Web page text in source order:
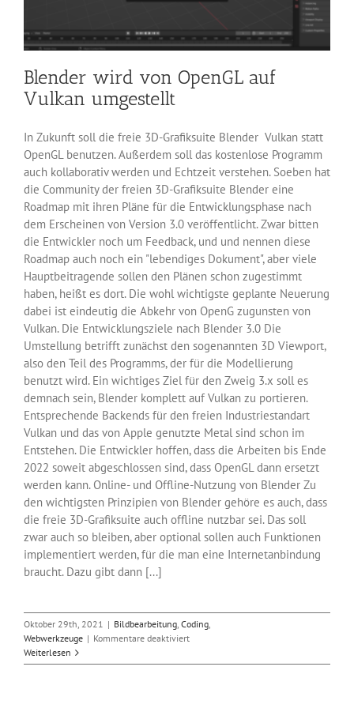
Blender wird von OpenGL auf
Vulkan umgestellt
In Zukunft soll die freie 3D-Grafiksuite Blender Vulkan statt
OpenGL benutzen. Außerdem soll das kostenlose Programm
auch kollaborativ werden und Echtzeit verstehen. Soeben hat
die Community der freien 3D-Grafiksuite Blender eine
Roadmap mit ihren Pläne für die Entwicklungsphase nach
dem Erscheinen von Version 3.0 veröffentlicht. Zwar bitten
die Entwickler noch um Feedback, und und nennen diese
Roadmap auch noch ein "lebendiges Dokument", aber viele
Hauptbeitragende sollen den Plänen schon zugestimmt
haben, heißt es dort. Die wohl wichtigste geplante Neuerung
dabei ist eindeutig die Abkehr von OpenG zugunsten von
Vulkan. Die Entwicklungsziele nach Blender 3.0 Die
Umstellung betrifft zunächst den sogenannten 3D Viewport,
also den Teil des Programms, der für die Modellierung
benutzt wird. Ein wichtiges Ziel für den Zweig 3.x soll es
demnach sein, Blender komplett auf Vulkan zu portieren.
Entsprechende Backends für den freien Industriestandart
Vulkan und das von Apple genutzte Metal sind schon im
Entstehen. Die Entwickler hoffen, dass die Arbeiten bis Ende
2022 soweit abgeschlossen sind, dass OpenGL dann ersetzt
werden kann. Online- und Offline-Nutzung von Blender Zu
den wichtigsten Prinzipien von Blender gehöre es auch, dass
die freie 3D-Grafiksuite auch offline nutzbar sei. Das soll
zwar auch so bleiben, aber optional sollen auch Funktionen
implementiert werden, für die man eine Internetanbindung
braucht. Dazu gibt dann [...]
Oktober 29th, 2021 | Bildbearbeitung, Coding,
Webwerkzeuge | Kommentare deaktiviertfür
wird
Weiterlesen